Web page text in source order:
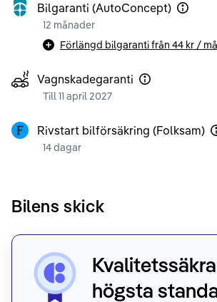
Bilgaranti (AutoConcept)
12 månader
Förlängd bilgaranti från 44 kr /
Vagnskadegaranti
Till 11 april 2027
Rivstart bilförsäkring (Folksam)
14 dagar
Bilens skick
högsta